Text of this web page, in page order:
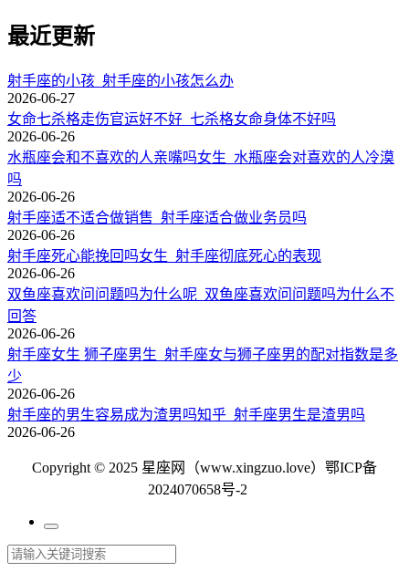
最近更新
射手座的小孩_射手座的小孩怎么办
2026-06-27
女命七杀格走伤官运好不好_七杀格女命身体不好吗
2026-06-26
水瓶座会和不喜欢的人亲嘴吗女生_水瓶座会对喜欢的人冷漠
吗
2026-06-26
射手座适不适合做销售_射手座适合做业务员吗
2026-06-26
射手座死心能挽回吗女生_射手座彻底死心的表现
2026-06-26
双鱼座喜欢问问题吗为什么呢_双鱼座喜欢问问题吗为什么不
回答
2026-06-26
射手座女生 狮子座男生_射手座女与狮子座男的配对指数是多
少
2026-06-26
射手座的男生容易成为渣男吗知乎_射手座男生是渣男吗
2026-06-26
Copyright © 2025 星座网（www.xingzuo.love） 鄂ICP备
2024070658号-2